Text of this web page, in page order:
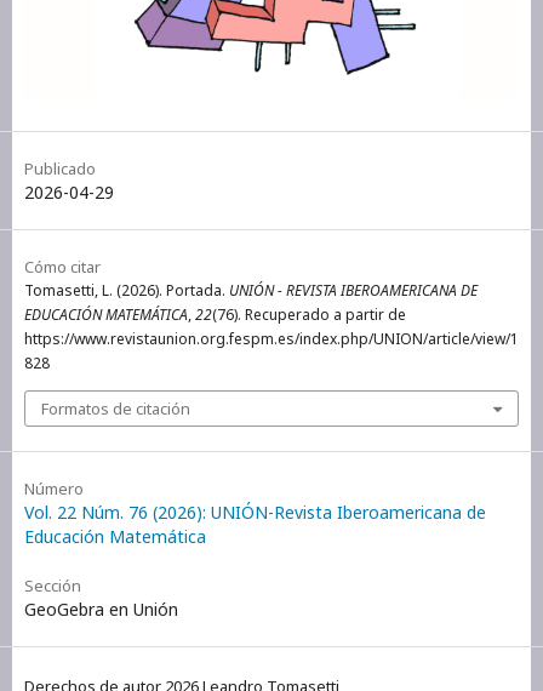
Publicado
2026-04-29
Cómo citar
Tomasetti, L. (2026). Portada. UNIÓN - REVISTA IBEROAMERICANA DE
EDUCACIÓN MATEMÁTICA,22(76). Recuperado a partir de
https://www.revistaunion.org.fespm.es/index.php/UNION/article/view/1
828
Formatos de citación
Número
Vol. 22 Núm. 76 (2026): UNIÓN-Revista Iberoamericana de
Educación Matemática
Sección
GeoGebra en Unión
Derechos de autor 2026 Leandro Tomasetti